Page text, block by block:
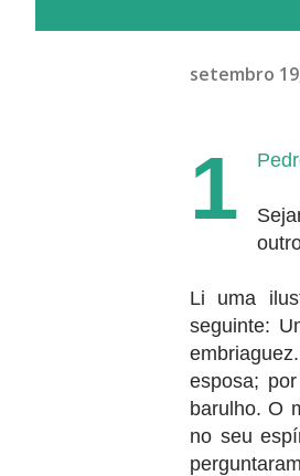
setembro
1
Li uma
seguinte:
esposa;
barulho. O
no seu